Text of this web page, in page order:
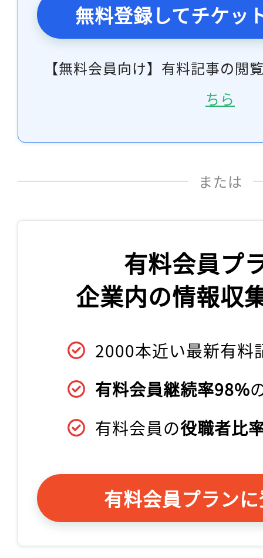
無料登録してチケッ
【無料会員向け】有料記事の閲
ちら
または
有料会員プ
企業内の情報収
2000本近い最新有料
有料会員継続率98%
有料会員の役職者比
有料会員プラン